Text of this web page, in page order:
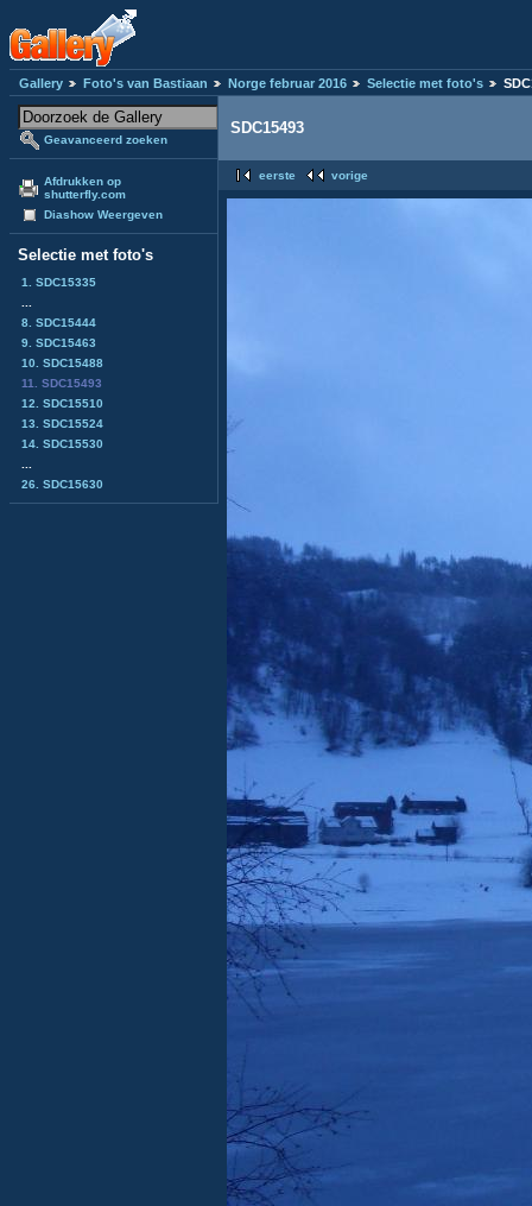
Gallery Foto's van Bastiaan Norge februar 2016 Selectie met foto's
Geavanceerd zoeken
Afdrukken op
shutterfly.com
Diashow Weergeven
Selectie met foto's
1. SDC15335
8. SDC15444
9. SDC15463
10. SDC15488
11. SDC15493
12. SDC15510
13. SDC15524
14. SDC15530
26. SDC15630
SDC15493
eerste vorige